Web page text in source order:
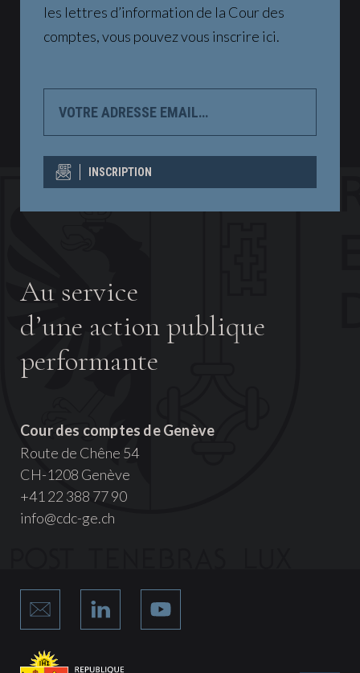
les lettres d’information de la Cour des
comptes, vous pouvez vous inscrire ici.
ADRESSE
INSCRIPTION
Au service
d’une action publique
performante
Cour des comptes de Genève
Route de Chêne 54
CH-1208 Genève
+41 22 388 77 90
info@cdc-ge.ch